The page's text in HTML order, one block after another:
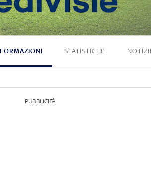
1 - 2
FORMAZIONI STATISTICHE
PUBBLICITÀ